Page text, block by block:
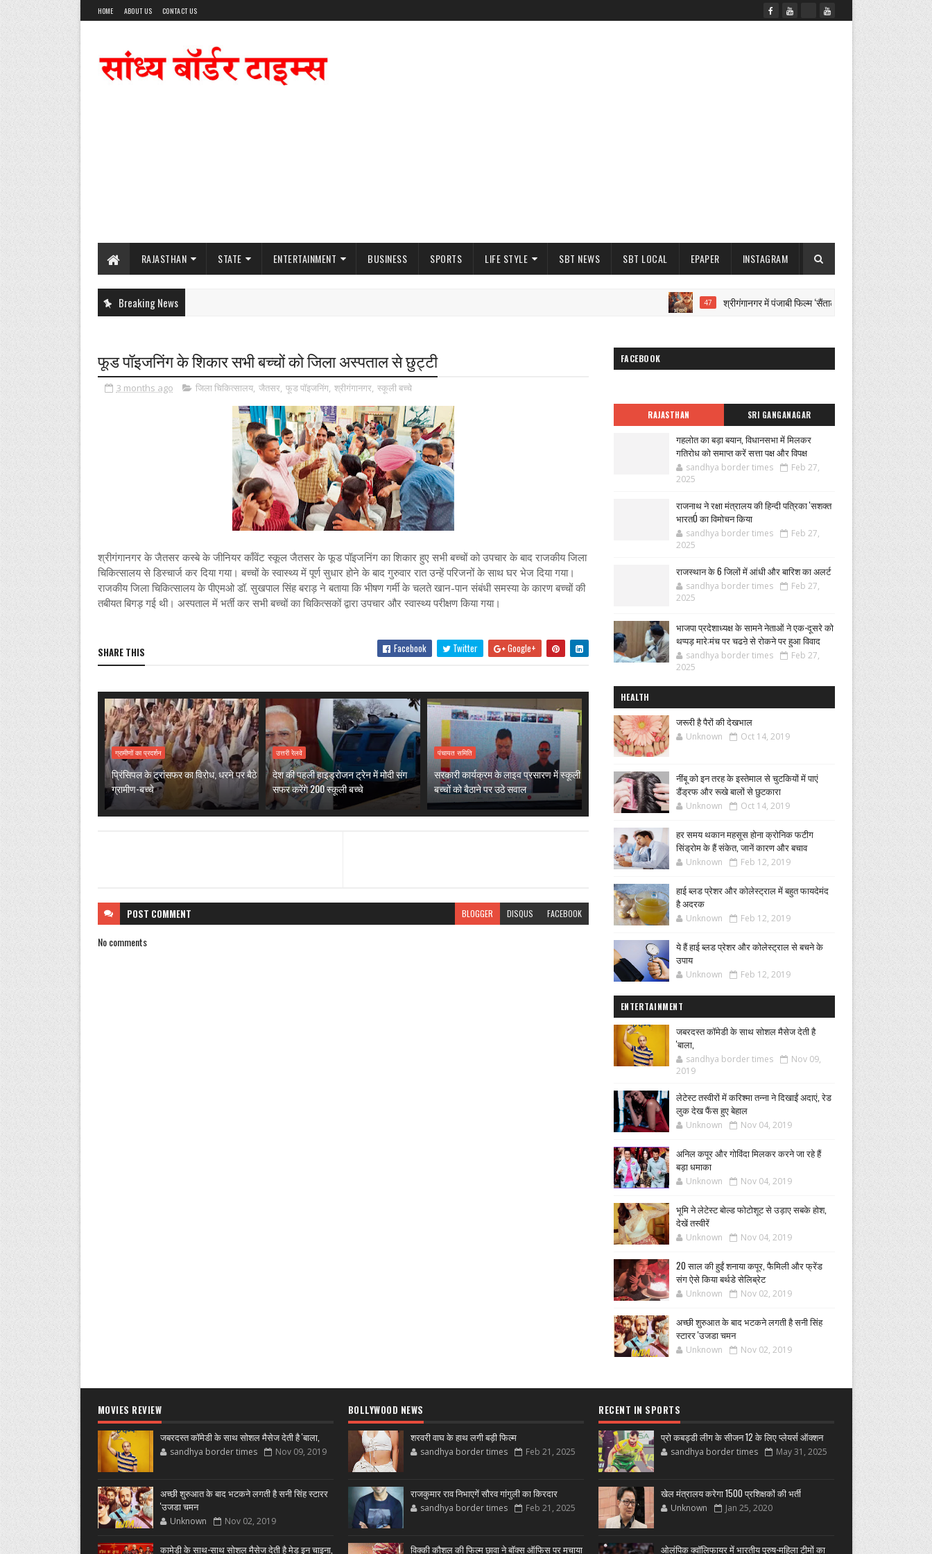
HOME ABOUT US CONTACT US
RAJASTHAN STATE ENTERTAINMENT BUSINESS SPORTS LIFE STYLE SBT NEWS SBT LOCAL EPAPER INSTAGRAM
Breaking News 47 श्रीगंगानगर में पंजाबी फिल्म ‘सैंताली’ की शूटिंग पूरी
फूड पॉइजनिंग के शिकार सभी बच्चों को जिला अस्पताल से छुट्टी
3 months ago जिला चिकित्सालय, जैतसर, फूड पॉइजनिंग, श्रीगंगानगर, स्कूली बच्चे
श्रीगंगानगर के जैतसर कस्बे के जीनियर काँवेंट स्कूल जैतसर के फूड पॉइजनिंग का शिकार हुए सभी बच्चों को उपचार के बाद राजकीय जिला
चिकित्सालय से डिस्चार्ज कर दिया गया। बच्चों के स्वास्थ्य में पूर्ण सुधार होने के बाद गुरुवार रात उन्हें परिजनों के साथ घर भेज दिया गया।
राजकीय जिला चिकित्सालय के पीएमओ डॉ. सुखपाल सिंह बराड़ ने बताया कि भीषण गर्मी के चलते खान-पान संबंधी समस्या के कारण बच्चों की
तबीयत बिगड़ गई थी। अस्पताल में भर्ती कर सभी बच्चों का चिकित्सकों द्वारा उपचार और स्वास्थ्य परीक्षण किया गया।
SHARE THIS Facebook Twitter Google+
ग्रामीणों का प्रदर्शन
प्रिंसिपल के ट्रांसफर का विरोध, धरने पर बैठे
ग्रामीण-बच्चे
उत्तरी रेलवे
देश की पहली हाइड्रोजन ट्रेन में मोदी संग
सफर करेंगे 200 स्कूली बच्चे
पंचायत समिति
सरकारी कार्यक्रम के लाइव प्रसारण में स्कूली
बच्चों को बैठाने पर उठे सवाल
POST COMMENT BLOGGER DISQUS FACEBOOK
No comments
FACEBOOK
RAJASTHAN SRI GANGANAGAR
गहलोत का बड़ा बयान, विधानसभा में मिलकर
गतिरोध को समाप्त करें सत्ता पक्ष और विपक्ष
sandhya border times
Feb 27,
2025
राजनाथ ने रक्षा मंत्रालय की हिन्दी पत्रिका 'सशक्त
भारतÓ का विमोचन किया
sandhya border times
Feb 27,
2025
राजस्थान के 6 जिलों में आंधी और बारिश का अलर्ट
sandhya border times
Feb 27,
2025
भाजपा प्रदेशाध्यक्ष के सामने नेताओं ने एक-दूसरे को
थप्पड़ मारे:मंच पर चढऩे से रोकने पर हुआ विवाद
sandhya border times
Feb 27,
2025
HEALTH
जरूरी है पैरों की देखभाल
Unknown Oct 14, 2019
नींबू को इन तरह के इस्तेमाल से चुटकियों में पाएं
डैंड्रफ और रूखे बालों से छुटकारा
Unknown Oct 14, 2019
हर समय थकान महसूस होना क्रोनिक फटीग
सिंड्रोम के हैं संकेत, जानें कारण और बचाव
Unknown Feb 12, 2019
हाई ब्लड प्रेशर और कोलेस्ट्राल में बहुत फायदेमंद
है अदरक
Unknown Feb 12, 2019
ये हैं हाई ब्लड प्रेशर और कोलेस्ट्राल से बचने के
उपाय
Unknown Feb 12, 2019
ENTERTAINMENT
जबरदस्त कॉमेडी के साथ सोशल मैसेज देती है
'बाला,
sandhya border times
Nov 09,
2019
लेटेस्ट तस्वीरों में करिश्मा तन्ना ने दिखाईं अदाएं, रेड
लुक देख फैंस हुए बेहाल
Unknown Nov 04, 2019
अनिल कपूर और गोविंदा मिलकर करने जा रहे हैं
बड़ा धमाका
Unknown Nov 04, 2019
भूमि ने लेटेस्ट बोल्ड फोटोशूट से उड़ाए सबके होश,
देखें तस्वीरें
Unknown Nov 04, 2019
20 साल की हुईं शनाया कपूर, फैमिली और फ्रेंड
संग ऐसे किया बर्थडे सेलिब्रेट
Unknown Nov 02, 2019
अच्छी शुरुआत के बाद भटकने लगती है सनी सिंह
स्टारर 'उजडा चमन
Unknown Nov 02, 2019
MOVIES REVIEW
जबरदस्त कॉमेडी के साथ सोशल मैसेज देती है 'बाला,
sandhya border times Nov 09, 2019
अच्छी शुरुआत के बाद भटकने लगती है सनी सिंह स्टारर
'उजडा चमन
Unknown Nov 02, 2019
कामेडी के साथ-साथ सोशल मैसेज देती है मेड इन चाइना,
BOLLYWOOD NEWS
शरवरी वाघ के हाथ लगी बड़ी फिल्म
sandhya border times Feb 21, 2025
राजकुमार राव निभाएगें सौरव गांगुली का किरदार
sandhya border times Feb 21, 2025
विक्की कौशल की फिल्म छावा ने बॉक्स ऑफिस पर मचाया
RECENT IN SPORTS
प्रो कबड्डी लीग के सीजन 12 के लिए प्लेयर्स ऑक्शन
sandhya border times May 31, 2025
खेल मंत्रालय करेगा 1500 प्रशिक्षकों की भर्ती
Unknown Jan 25, 2020
ओलंपिक क्वॉलिफायर में भारतीय पुरुष-महिला टीमों का